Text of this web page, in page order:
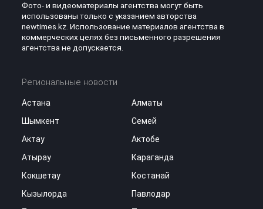
Фото- и видеоматериалы агентства могут быть
использованы только с указанием авторства
newtimes.kz. Использование материалов агентства в
коммерческих целях без письменного разрешения
агентства не допускается.
Региональные новости
Астана
Алматы
Шымкент
Семей
Актау
Актобе
Атырау
Караганда
Кокшетау
Костанай
Кызылорда
Павлодар